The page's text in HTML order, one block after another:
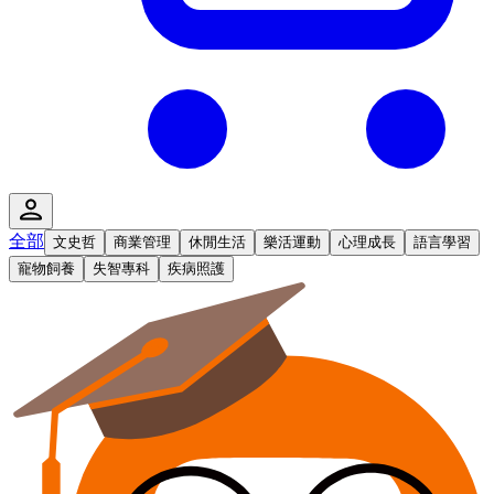
全部 文史哲 商業管理 休閒生活 樂活運動 心理成長
語言學習
寵物飼養
失智專科 疾病照護